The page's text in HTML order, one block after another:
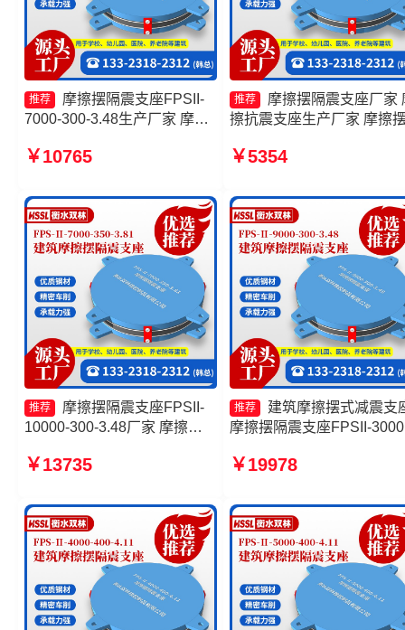
推荐
摩擦摆隔震支座FPSII-
7000-300-3.48生产厂家 摩擦
隔震支座(FPS)厂家 摩擦摆支
￥10765
推荐
摩擦摆隔震支座厂家
擦抗震支座生产厂家 摩擦
厂家 建筑摩擦隔震支座
￥5354
推荐
摩擦摆隔震支座FPSII-
10000-300-3.48厂家 摩擦摆
擦摆隔震支座FPSII-2000-
￥13735
推荐
建筑摩擦摆式减震支
摩擦摆隔震支座FPSII-
FPSII-6000-300-3.48源头
9000-300-3.48生产厂家
￥19978